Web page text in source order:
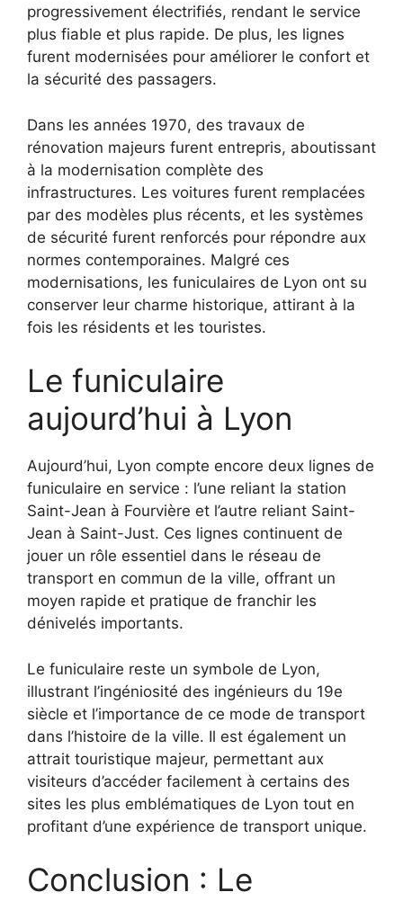
progressivement électrifiés, rendant le service
plus fiable et plus rapide. De plus, les lignes
furent modernisées pour améliorer le confort et
la sécurité des passagers.
Dans les années 1970, des travaux de
rénovation majeurs furent entrepris, aboutissant
à la modernisation complète des
infrastructures. Les voitures furent remplacées
par des modèles plus récents, et les systèmes
de sécurité furent renforcés pour répondre aux
normes contemporaines. Malgré ces
modernisations, les funiculaires de Lyon ont su
conserver leur charme historique, attirant à la
fois les résidents et les touristes.
Le funiculaire
aujourd’hui à Lyon
Aujourd’hui, Lyon compte encore deux lignes de
funiculaire en service : l’une reliant la station
Saint-Jean à Fourvière et l’autre reliant Saint-
Jean à Saint-Just. Ces lignes continuent de
jouer un rôle essentiel dans le réseau de
transport en commun de la ville, offrant un
moyen rapide et pratique de franchir les
dénivelés importants.
Le funiculaire reste un symbole de Lyon,
illustrant l’ingéniosité des ingénieurs du 19e
siècle et l’importance de ce mode de transport
dans l’histoire de la ville. Il est également un
attrait touristique majeur, permettant aux
visiteurs d’accéder facilement à certains des
sites les plus emblématiques de Lyon tout en
profitant d’une expérience de transport unique.
Conclusion : Le